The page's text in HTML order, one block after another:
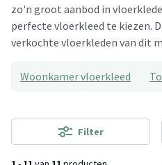
zo'n groot aanbod in
perfecte vloerkleed te kiezen.
verkochte vloerkleden van dit
Woonkamer vloerkleed
Filter